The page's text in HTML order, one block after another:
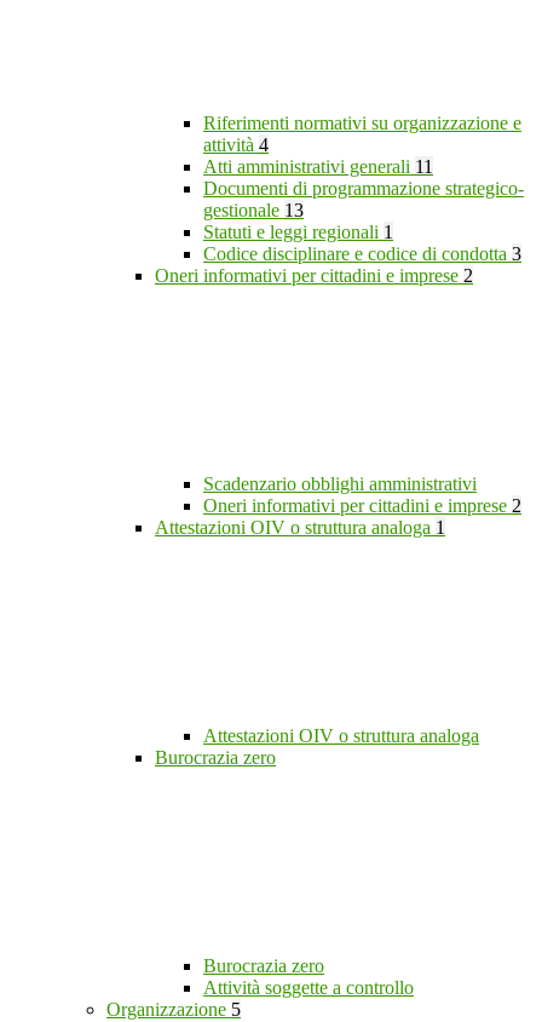
Riferimenti normativi su organizzazione e
attività 4
Atti amministrativi generali 11
Documenti di programmazione strategico-
gestionale 13
Statuti e leggi regionali 1
Codice disciplinare e codice di condotta 3
Oneri informativi per cittadini e imprese 2
Scadenzario obblighi amministrativi
Oneri informativi per cittadini e imprese 2
Attestazioni OIV o struttura analoga 1
Attestazioni OIV o struttura analoga
Burocrazia zero
Burocrazia zero
Attività soggette a controllo
Organizzazione 5